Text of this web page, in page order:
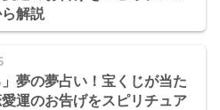
解説
」夢の夢占い！宝くじが当た
運のお告げをスピリチュア